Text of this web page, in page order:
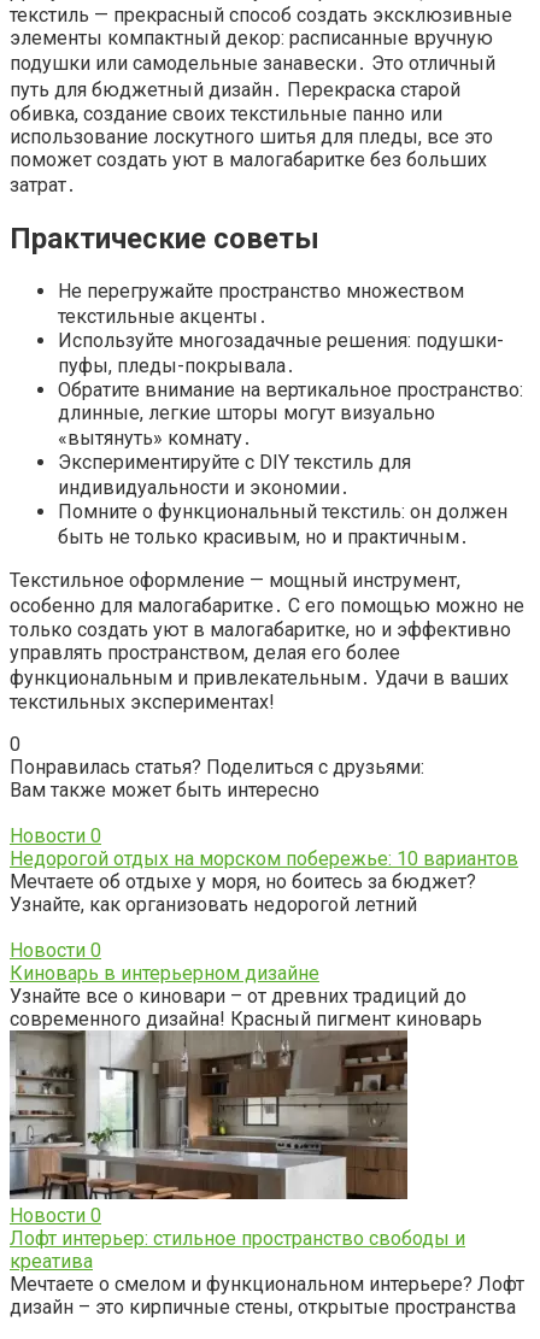
текстиль — прекрасный способ создать эксклюзивные
элементы компактный декор: расписанные вручную
подушки или самодельные занавески․ Это отличный
путь для бюджетный дизайн․ Перекраска старой
обивка, создание своих текстильные панно или
использование лоскутного шитья для пледы, все это
поможет создать уют в малогабаритке без больших
затрат․
Практические советы
Не перегружайте пространство множеством
текстильные акценты․
Используйте многозадачные решения: подушки-
пуфы, пледы-покрывала․
Обратите внимание на вертикальное пространство:
длинные, легкие шторы могут визуально
«вытянуть» комнату․
Экспериментируйте с DIY текстиль для
индивидуальности и экономии․
Помните о функциональный текстиль: он должен
быть не только красивым, но и практичным․
Текстильное оформление — мощный инструмент,
особенно для малогабаритке․ С его помощью можно не
только создать уют в малогабаритке, но и эффективно
управлять пространством, делая его более
функциональным и привлекательным․ Удачи в ваших
текстильных экспериментах!
0
Понравилась статья? Поделиться с друзьями:
Вам также может быть интересно
Новости 0
Недорогой отдых на морском побережье: 10 вариантов
Мечтаете об отдыхе у моря, но боитесь за бюджет?
Узнайте, как организовать недорогой летний
Новости 0
Киноварь в интерьерном дизайне
Узнайте все о киновари – от древних традиций до
современного дизайна! Красный пигмент киноварь
Новости 0
Лофт интерьер: стильное пространство свободы и
креатива
Мечтаете о смелом и функциональном интерьере? Лофт
дизайн – это кирпичные стены, открытые пространства